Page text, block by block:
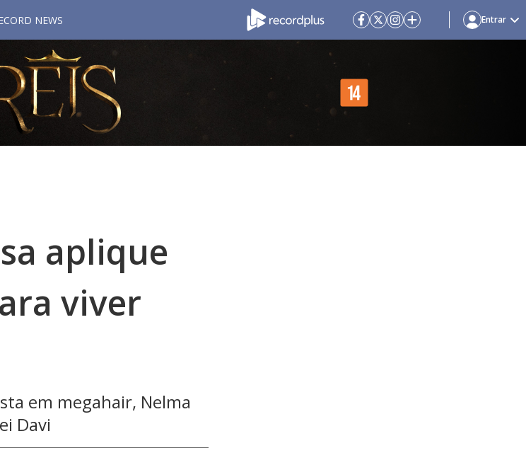
NEWS Entrar
aplique
viver
em megahair, Nelma
Davi